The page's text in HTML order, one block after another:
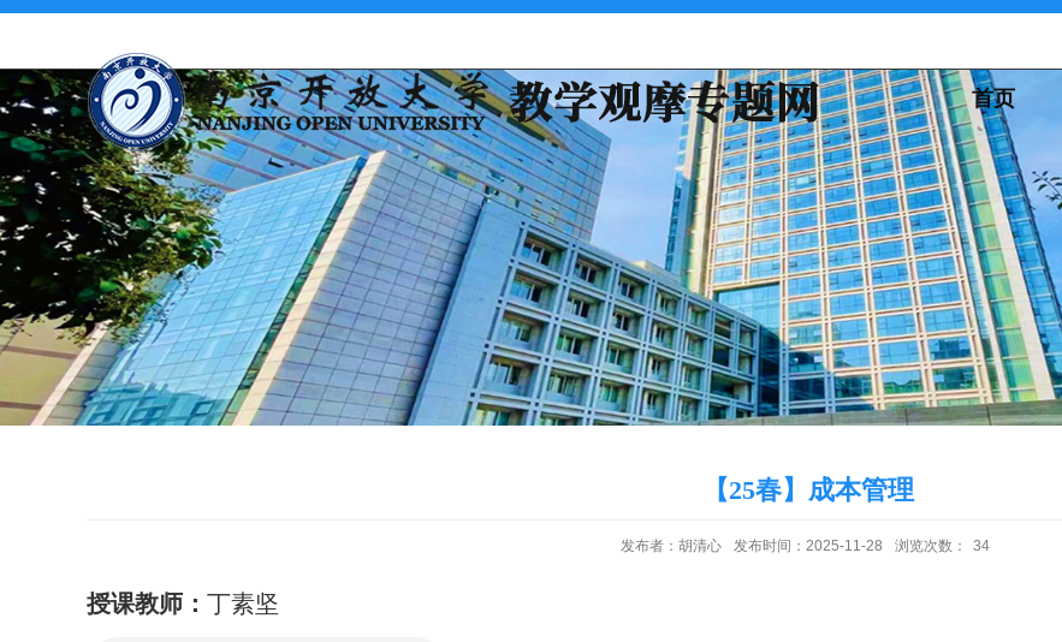
首页
【25春】成本管理
发布者：胡清心 发布时间：2025-11-28 浏览次数： 34
授课教师： 丁素坚